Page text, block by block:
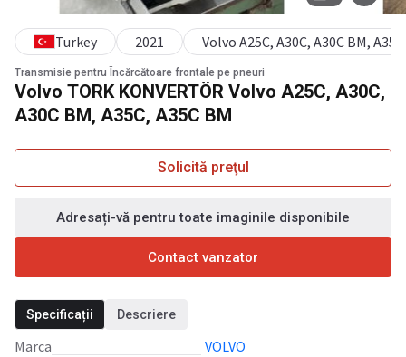
Transmisie pentru Încărcătoare frontale pe pneuri
Volvo TORK KONVERTÖR Volvo A25C, A30C,
A30C BM, A35C, A35C BM
Turkey 2021 Volvo A25C, A30C, A30C BM,
Solicită preţul
Adresați-vă pentru toate imaginile disponibile
Contact vanzator
Specificații Descriere
Marca
VOLVO